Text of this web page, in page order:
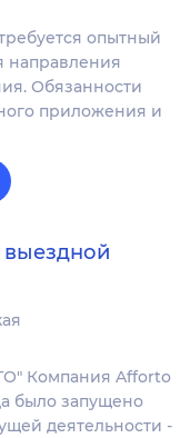
опытный
направления
Обязанности
приложения и
Компания Afforto
было запущено
деятельности -